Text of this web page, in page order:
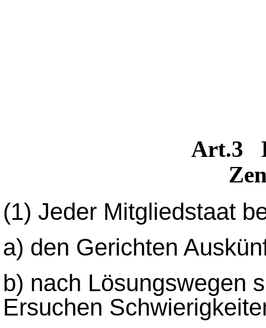
Art.3
(1) Jeder Mitgliedstaat
a) den Gerichten
b) nach Lösungswegen
Ersuchen